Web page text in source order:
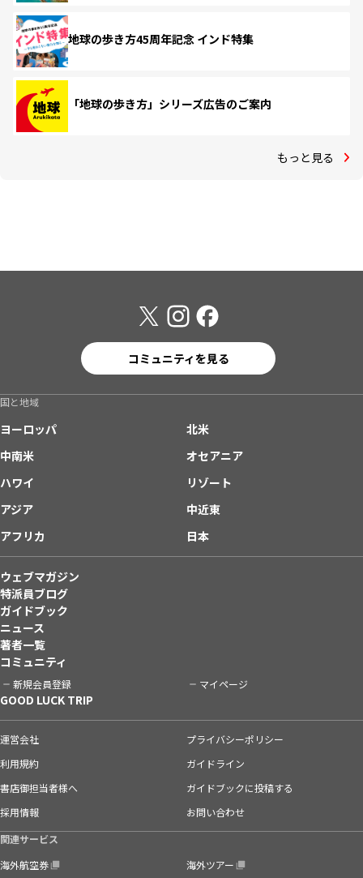
地球の歩き方45周年記念 インド特集
「地球の歩き方」シリーズ広告のご案内
もっと見る
コミュニティを見る
国と地域
ヨーロッパ
北米
中南米
オセアニア
ハワイ
リゾート
アジア
中近東
アフリカ
日本
ウェブマガジン
特派員ブログ
ガイドブック
ニュース
著者一覧
コミュニティ
新規会員登録 マイページ
GOOD LUCK TRIP
運営会社
プライバシーポリシー
利用規約
ガイドライン
書店御担当者様へ
ガイドブックに投稿する
採用情報
お問い合わせ
関連サービス
海外航空券
海外ツアー